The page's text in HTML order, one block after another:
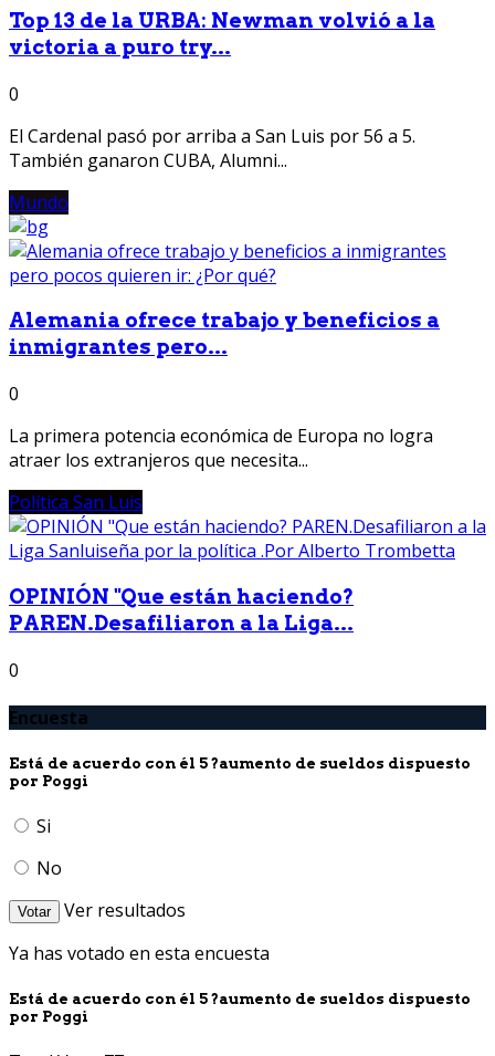
Top 13 de la URBA: Newman volvió a la
victoria a puro try...
0
El Cardenal pasó por arriba a San Luis por 56 a 5.
También ganaron CUBA, Alumni...
Mundo
Alemania ofrece trabajo y beneficios a
inmigrantes pero...
0
La primera potencia económica de Europa no logra
atraer los extranjeros que necesita...
Política San Luis
OPINIÓN "Que están haciendo?
PAREN.Desafiliaron a la Liga...
0
Encuesta
Está de acuerdo con él 5 ?aumento de sueldos dispuesto
por Poggi
Si
No
Votar
Ver resultados
Ya has votado en esta encuesta
Está de acuerdo con él 5 ?aumento de sueldos dispuesto
por Poggi